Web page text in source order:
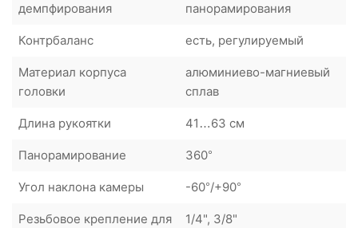
демпфирования
панорамирования
Контрбаланс есть, регулируемый
Материал корпуса
головки
алюминиево-магниевый
сплав
Длина рукоятки 41…63 см
Панорамирование 360°
Угол наклона камеры -60°/+90°
Резьбовое крепление для
1/4", 3/8"